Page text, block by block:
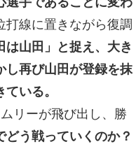
線に置きながら復調
は山田」と捉え、大き
し再び山田が登録を抹
いる。
リーが飛び出し、勝
う戦っていくのか？